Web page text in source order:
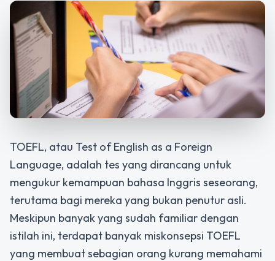
TOEFL, atau Test of English as a Foreign
Language, adalah tes yang dirancang untuk
mengukur kemampuan bahasa Inggris seseorang,
terutama bagi mereka yang bukan penutur asli.
Meskipun banyak yang sudah familiar dengan
istilah ini, terdapat banyak miskonsepsi TOEFL
yang membuat sebagian orang kurang memahami